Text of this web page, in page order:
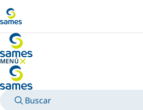
MENÚ
OCULTAR MENÚ
Buscar